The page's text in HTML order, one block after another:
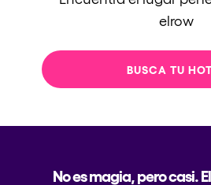
elrow
BUSCA TU
No es magia, pero casi.